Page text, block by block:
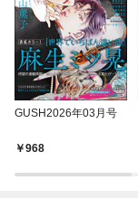
GUSH2026年03月号
968